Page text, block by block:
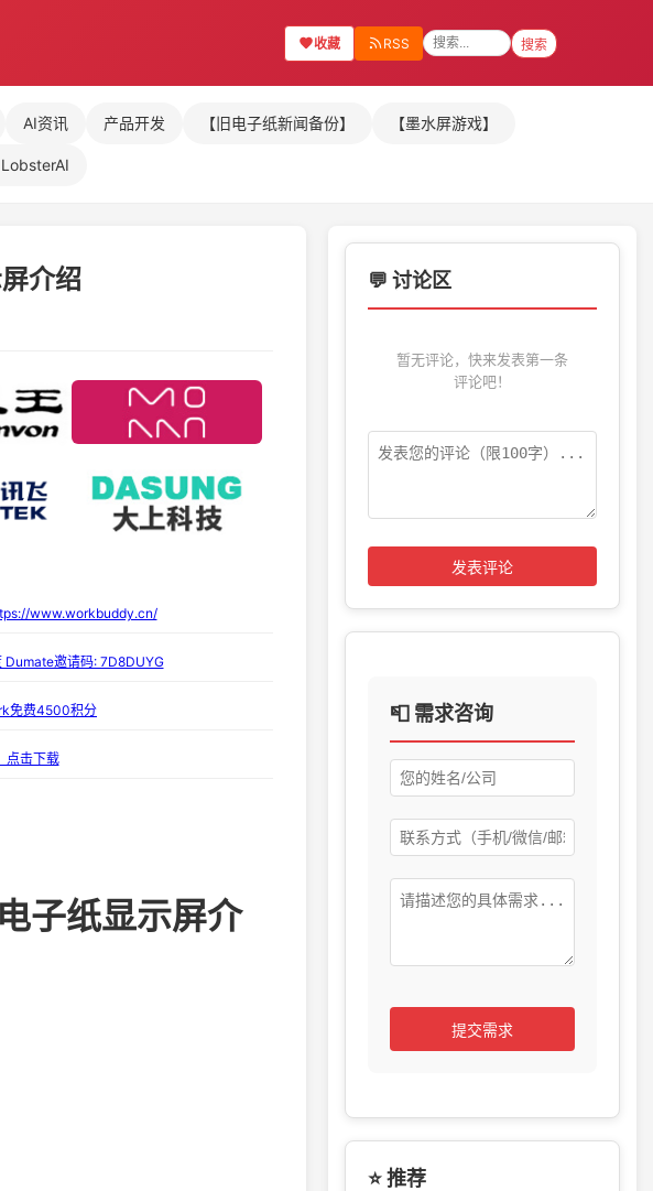
收藏 RSS 搜索
AI资讯 产品开发 【旧电子纸新闻备份】 【墨水屏游戏】
介绍
www.workbuddy.cn/
Dumate邀请码: 7D8DUYG
免费4500积分
点击下载
子纸显示屏介
💬 讨论区
暂无评论，快来发表第一条
评论吧！
发表评论
📮 需求咨询
提交需求
⭐ 推荐